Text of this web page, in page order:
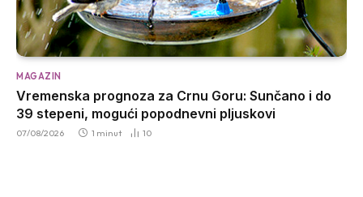
MAGAZIN
Vremenska prognoza za Crnu Goru: Sunčano i do
39 stepeni, mogući popodnevni pljuskovi
07/08/2026 1 minut 10